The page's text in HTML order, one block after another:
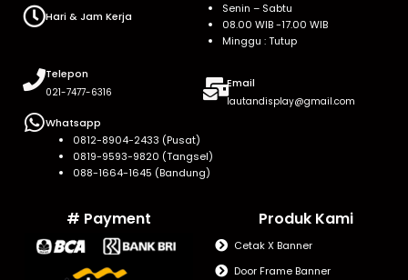
Hari & Jam Kerja
Senin – Sabtu
08.00 WIB -17.00 WIB
Minggu : Tutup
Telepon
021-7477-6316
Email
lautandisplay@gmail.com
Whatsapp
0812-8904-2433 (Pusat)
0819-9593-9820 (Tangsel)
088-1664-1645 (Bandung)
# Payment Produk Kami
Cetak X Banner
Door Frame Banner